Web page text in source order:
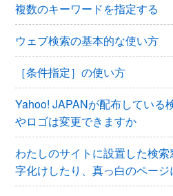
複数のキーワードを指定する
ウェブ検索の基本的な使い方
［条件指定］の使い方
Yahoo! JAPANが配布している
やロゴは変更できますか
わたしのサイトに設置した検
字化けしたり、真っ白のページ